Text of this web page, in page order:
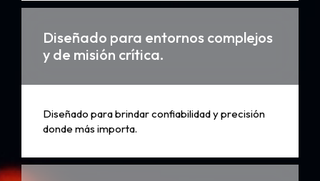
Diseñado para entornos complejos
y de misión crítica.
Diseñado para brindar confiabilidad y precisión
donde más importa.